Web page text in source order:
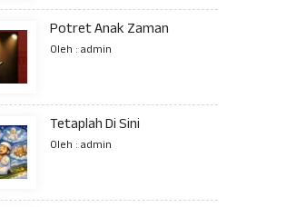
Potret Anak Zaman
Oleh : admin
Tetaplah Di Sini
Oleh : admin